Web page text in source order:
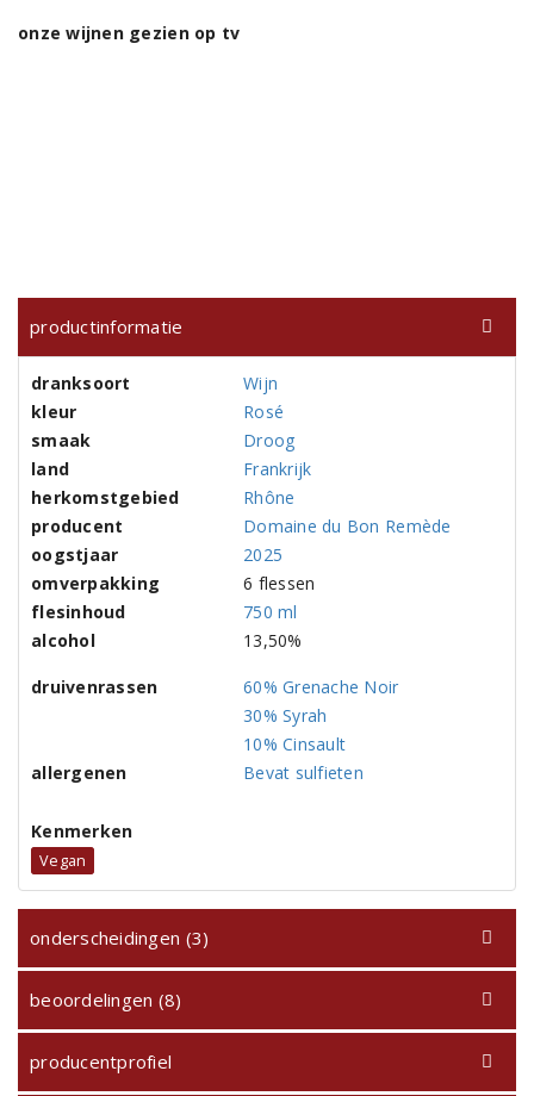
onze wijnen gezien op tv
productinformatie
dranksoort
Wijn
kleur
Rosé
smaak
Droog
land
Frankrijk
herkomstgebied
Rhône
producent
Domaine du Bon Remède
oogstjaar
2025
omverpakking
6 flessen
flesinhoud
750 ml
alcohol
13,50%
druivenrassen
60% Grenache Noir
30% Syrah
10% Cinsault
allergenen
Bevat sulfieten
Kenmerken
Vegan
onderscheidingen (3)
beoordelingen (8)
producentprofiel